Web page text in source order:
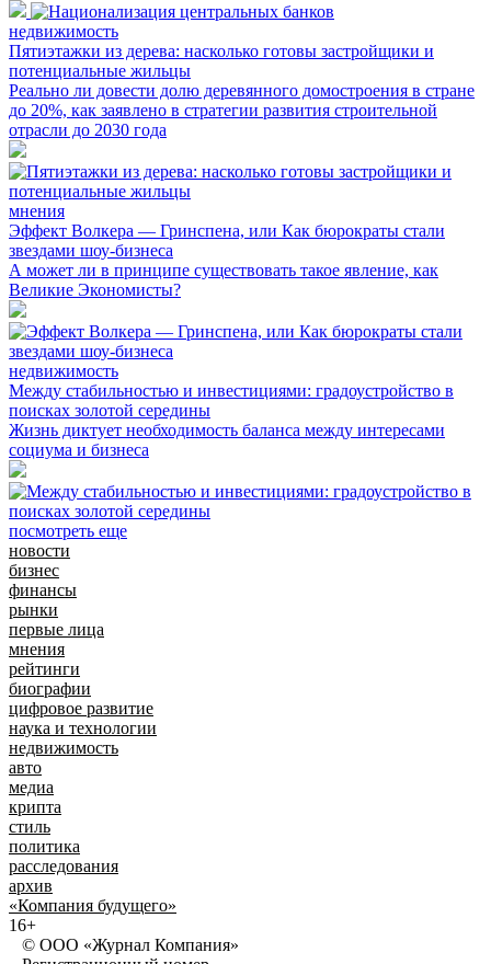
недвижимость
Пятиэтажки из дерева: насколько готовы застройщики и
потенциальные жильцы
Реально ли довести долю деревянного домостроения в стране
до 20%, как заявлено в стратегии развития строительной
отрасли до 2030 года
мнения
Эффект Волкера — Гринспена, или Как бюрократы стали
звездами шоу-бизнеса
А может ли в принципе существовать такое явление, как
Великие Экономисты?
недвижимость
Между стабильностью и инвестициями: градоустройство в
поисках золотой середины
Жизнь диктует необходимость баланса между интересами
социума и бизнеса
посмотреть еще
новости
бизнес
финансы
рынки
первые лица
мнения
рейтинги
биографии
цифровое развитие
наука и технологии
недвижимость
авто
медиа
крипта
стиль
политика
расследования
архив
«Компания будущего»
16+
© ООО «Журнал Компания»